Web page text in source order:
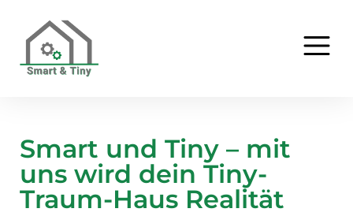
Smart und Tiny – mit
uns wird dein Tiny-
Traum-Haus Realität